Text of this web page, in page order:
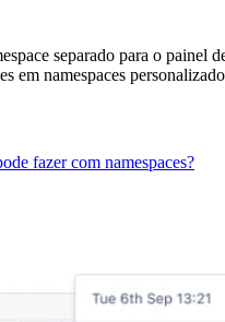
separado para o painel
em namespaces
fazer com namespaces?